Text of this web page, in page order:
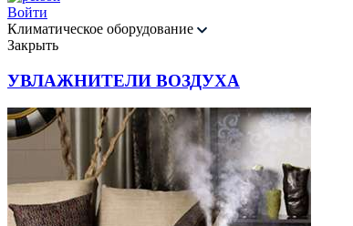
Войти
Климатическое оборудование
Закрыть
УВЛАЖНИТЕЛИ ВОЗДУХА